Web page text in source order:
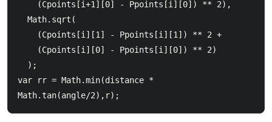
var rr = Math.min(distance *
Math.tan(angle/2),r);